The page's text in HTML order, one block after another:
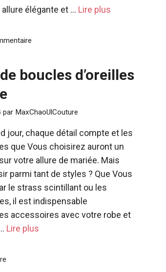
élégante et … Lire plus
boucles d’oreilles
par MaxChaoUlCouture
jour, chaque détail compte et les
que Vous choisirez auront un
votre allure de mariée. Mais
parmi tant de styles ? Que Vous
le strass scintillant ou les
il est indispensable
accessoires avec votre robe et
Lire plus